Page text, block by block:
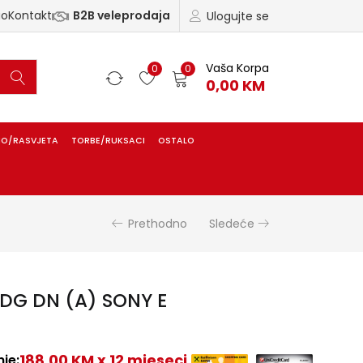
Ulogujte se
Kontakt B2B veleprodaja
0 0 Vaša Korpa
0,00 KM
RASVJETA TORBE/RUKSACI OSTALO
Prethodno Sledeće
DN (A) SONY E